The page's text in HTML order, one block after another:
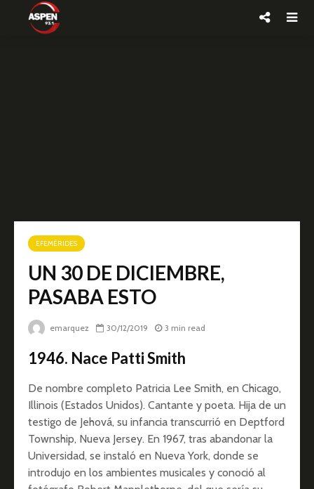
EFEMÉRIDES
UN 30 DE DICIEMBRE,
PASABA ESTO
emarquez 30/12/2019 3 min read
1946. Nace Patti Smith
De nombre completo Patricia Lee Smith, en Chicago,
Illinois (Estados Unidos). Cantante y poeta. Hija de un
testigo de Jehová, su infancia transcurrió en Deptford
Township, Nueva Jersey. En 1967, tras abandonar la
Universidad, se instaló en Nueva York, donde se
introdujo en los ambientes musicales y conoció al